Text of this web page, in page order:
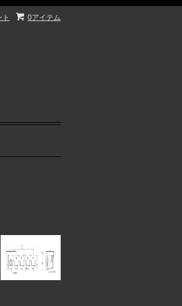
0アイテム